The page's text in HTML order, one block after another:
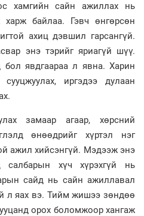
хамгийн сайн ажиллах нь
байлаа. Гэвч өнгөрсөн
ахиц дэвшил гарсангүй.
энэ тэрийг яриагүй шүү.
бол явдгаараа л явна. Харин
иргэдээ дулаан
замаар агаар, хөрсний
өнөөдрийг хүртэл нэг
ажил хийсэнгүй. Мэдээж энэ
хүч хүрэхгүй нь
сайд нь сайн ажиллавал
л яах вэ. Тийм жишээ зөндөө
орох боломжоор хангаж